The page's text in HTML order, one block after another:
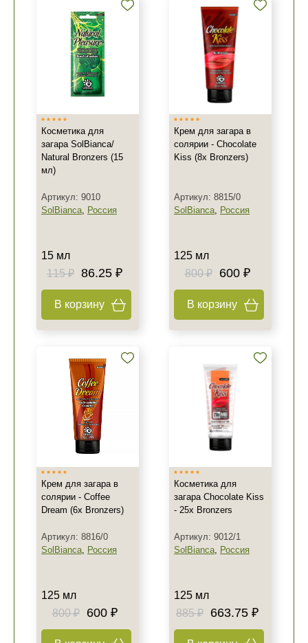
Косметика для
загара SolBianca/
Natural Bronzers (15
мл)
Артикул: 9010
SolBianca, Россия
15 мл
115 ₽ 86.25 ₽
В корзину
Крем для загара в
солярии - Chocolate
Kiss (8x Bronzers)
Артикул: 8815/0
SolBianca, Россия
125 мл
800 ₽
600 ₽
В корзину
Крем для загара в
солярии - Coffee
Dream (6x Bronzers)
Артикул: 8816/0
SolBianca, Россия
125 мл
800 ₽
600 ₽
Косметика для
загара Chocolate Kiss
- 25x Bronzers
Артикул: 9012/1
SolBianca, Россия
125 мл
885 ₽
663.75 ₽